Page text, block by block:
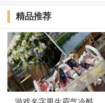
錯覺。
心慌
△ 梦魇
亡鱼@
精品推荐